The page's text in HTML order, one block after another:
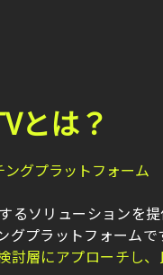
とは？
ングプラットフォーム
るソリューションを
プラットフォームで
討層にアプローチし